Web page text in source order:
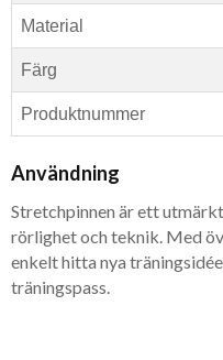
Material
Färg
Produktnummer
Användning
Stretchpinnen är ett
rörlighet och teknik. Med
enkelt hitta nya
träningspass.